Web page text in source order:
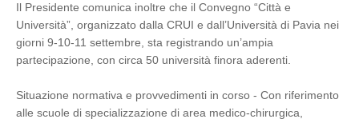
Il Presidente comunica inoltre che il Convegno “Città e
Università”, organizzato dalla CRUI e dall’Università di Pavia nei
giorni 9-10-11 settembre, sta registrando un’ampia
partecipazione, con circa 50 università finora aderenti.
Situazione normativa e provvedimenti in corso - Con riferimento
alle scuole di specializzazione di area medico-chirurgica,